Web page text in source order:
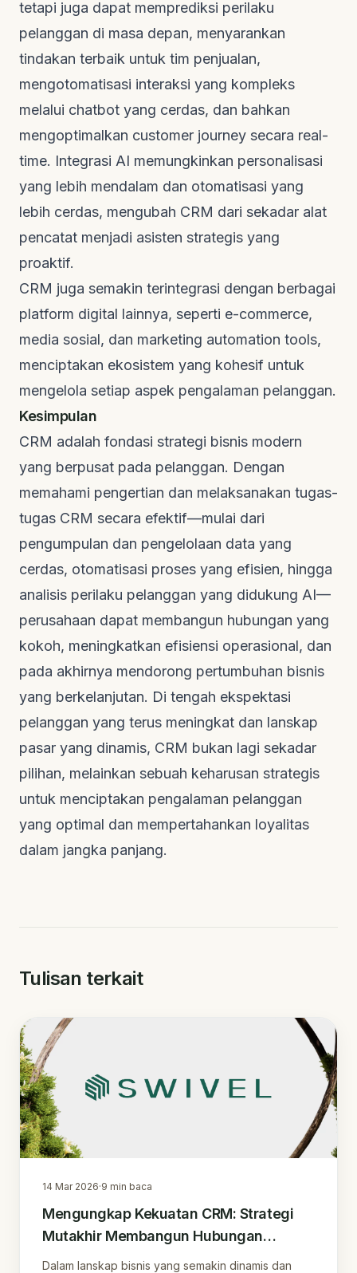
tetapi juga dapat memprediksi perilaku
pelanggan di masa depan, menyarankan
tindakan terbaik untuk tim penjualan,
mengotomatisasi interaksi yang kompleks
melalui chatbot yang cerdas, dan bahkan
mengoptimalkan customer journey secara real-
time. Integrasi AI memungkinkan personalisasi
yang lebih mendalam dan otomatisasi yang
lebih cerdas, mengubah CRM dari sekadar alat
pencatat menjadi asisten strategis yang
proaktif.
CRM juga semakin terintegrasi dengan berbagai
platform digital lainnya, seperti e-commerce,
media sosial, dan marketing automation tools,
menciptakan ekosistem yang kohesif untuk
mengelola setiap aspek pengalaman pelanggan.
Kesimpulan
CRM adalah fondasi strategi bisnis modern
yang berpusat pada pelanggan. Dengan
memahami pengertian dan melaksanakan tugas-
tugas CRM secara efektif—mulai dari
pengumpulan dan pengelolaan data yang
cerdas, otomatisasi proses yang efisien, hingga
analisis perilaku pelanggan yang didukung AI—
perusahaan dapat membangun hubungan yang
kokoh, meningkatkan efisiensi operasional, dan
pada akhirnya mendorong pertumbuhan bisnis
yang berkelanjutan. Di tengah ekspektasi
pelanggan yang terus meningkat dan lanskap
pasar yang dinamis, CRM bukan lagi sekadar
pilihan, melainkan sebuah keharusan strategis
untuk menciptakan pengalaman pelanggan
yang optimal dan mempertahankan loyalitas
dalam jangka panjang.
Tulisan terkait
14 Mar 2026·9 min baca
Mengungkap Kekuatan CRM: Strategi
Mutakhir Membangun Hubungan
Pelanggan di Era Digital
Dalam lanskap bisnis yang semakin dinamis dan